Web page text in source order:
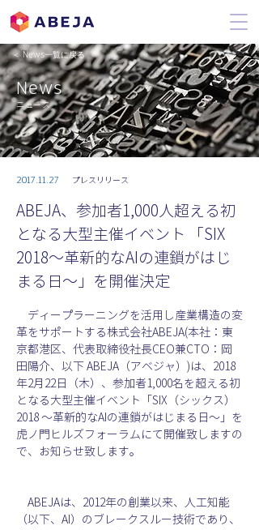
＜ News一覧に戻る
News
ニュース
2017.11.27 プレスリリース
ABEJA、参加者1,000人超える初
となる大型主催イベント 「SIX
2018〜革新的なAIの連鎖がはじ
まる日〜」を開催決定
ディープラーニングを活用し産業構造の変
革をサポートする株式会社ABEJA(本社：東
京都港区、代表取締役社長CEO兼CTO：岡
田陽介、以下 ABEJA（アベジャ）)は、2018
年2月22日（木）、参加者1,000名を超える初
となる大型主催イベント「SIX（シックス）
2018 〜革新的なAIの連鎖がはじまる日〜」を
虎ノ門ヒルズフォーラムにて開催致しますの
で、お知らせ致します。
ABEJAは、2012年の創業以来、人工知能
（以下、AI）のブレークスルー技術であり、